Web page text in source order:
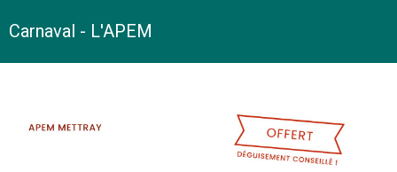
Carnaval - L'APEM